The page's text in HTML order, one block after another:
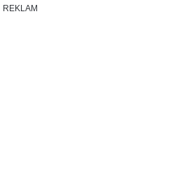
REKLAM